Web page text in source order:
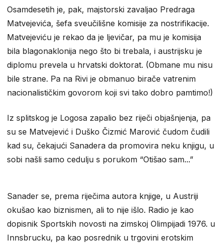
Osamdesetih je, pak, majstorski zavaljao Predraga
Matvejevića, šefa sveučilišne komisije za nostrifikacije.
Matvejeviću je rekao da je ljevičar, pa mu je komisija
bila blagonaklonija nego što bi trebala, i austrijsku je
diplomu prevela u hrvatski doktorat. (Obmane mu nisu
bile strane. Pa na Rivi je obmanuo birače vatrenim
nacionalističkim govorom koji svi tako dobro pamtimo!)
Iz splitskog je Logosa zapalio bez riječi objašnjenja, pa
su se Matvejević i Duško Čizmić Marović čudom čudili
kad su, čekajući Sanadera da promovira neku knjigu, u
sobi našli samo cedulju s porukom “Otišao sam...”
Sanader se, prema riječima autora knjige, u Austriji
okušao kao biznismen, ali to nije išlo. Radio je kao
dopisnik Sportskih novosti na zimskoj Olimpijadi 1976. u
Innsbrucku, pa kao posrednik u trgovini erotskim